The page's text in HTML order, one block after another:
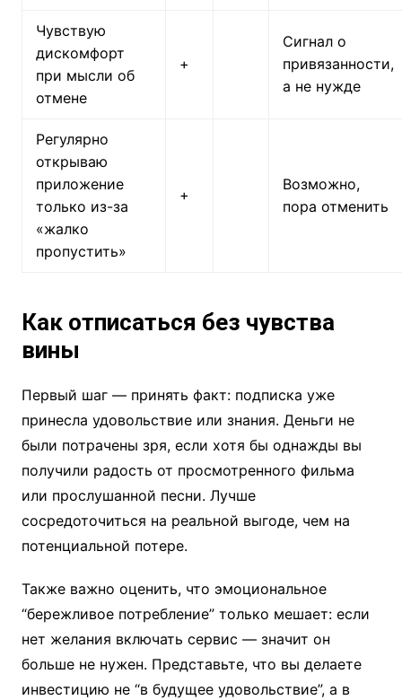
Чувствую
дискомфорт
при мысли об
отмене
+
Сигнал о
привязанности,
а не нужде
Регулярно
открываю
приложение
только из-за
«жалко
пропустить»
+
Возможно,
пора отменить
Как отписаться без чувства
вины
Первый шаг — принять факт: подписка уже
принесла удовольствие или знания. Деньги не
были потрачены зря, если хотя бы однажды вы
получили радость от просмотренного фильма
или прослушанной песни. Лучше
сосредоточиться на реальной выгоде, чем на
потенциальной потере.
Также важно оценить, что эмоциональное
“бережливое потребление” только мешает: если
нет желания включать сервис — значит он
больше не нужен. Представьте, что вы делаете
инвестицию не “в будущее удовольствие”, а в